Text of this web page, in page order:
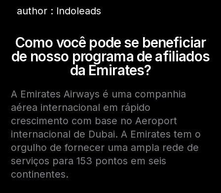
author : Indoleads
Como você pode se beneficiar
de nosso programa de afiliados
da Emirates?
A Emirates Airways é uma companhia
aérea internacional em rápido
crescimento com base no Aeroport
internacional de Dubai. A Emirates tem o
orgulho de fornecer uma ampla rede de
serviços para 153 pontos em seis
continentes.